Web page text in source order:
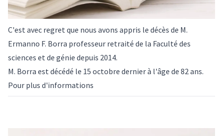
C'est avec regret que nous avons appris le décès de M.
Ermanno F. Borra professeur retraité de la Faculté des
sciences et de génie depuis 2014.
M. Borra est décédé le 15 octobre dernier à l'âge de 82 ans.
Pour plus d'informations